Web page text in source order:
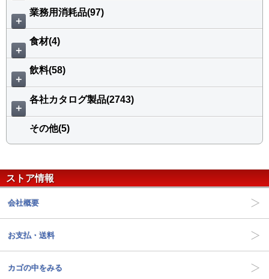
＋
業務用消耗品(97)
＋
食材(4)
＋
飲料(58)
＋
各社カタログ製品(2743)
その他(5)
ストア情報
会社概要
お支払・送料
カゴの中をみる